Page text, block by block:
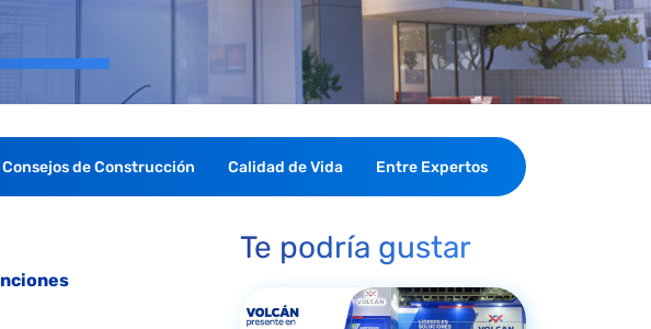
Consejos de Construcción Calidad de Vida Entre Expertos
Te podría gustar